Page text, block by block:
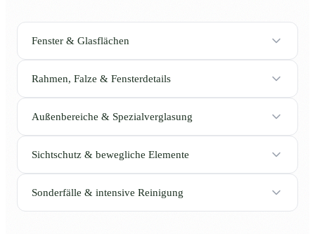
Fenster & Glasflächen
Rahmen, Falze & Fensterdetails
Außenbereiche & Spezialverglasung
Sichtschutz & bewegliche Elemente
Sonderfälle & intensive Reinigung